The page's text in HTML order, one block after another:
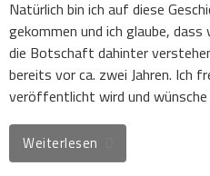
Natürlich bin ich auf diese
gekommen und ich glaube,
die Botschaft dahinter
bereits vor ca. zwei Jahren. Ich
veröffentlicht wird und
Weiterlesen